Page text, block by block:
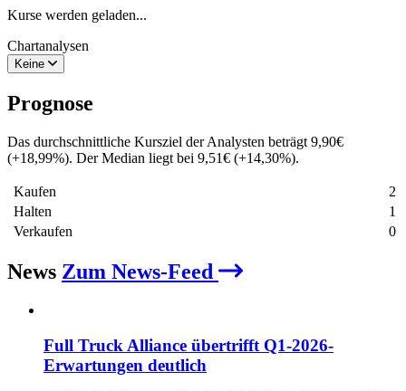
Kurse werden geladen...
Chartanalysen
Keine
Prognose
Das durchschnittliche Kursziel der Analysten beträgt 9,90€
(+18,99%). Der Median liegt bei 9,51€ (+14,30%).
Kaufen
2
Halten
1
Verkaufen
0
News Zum News-Feed
Full Truck Alliance übertrifft Q1-2026-
Erwartungen deutlich